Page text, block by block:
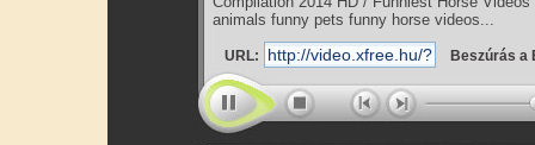
animals funny pets funny horse videos...
URL: Beszúrás a